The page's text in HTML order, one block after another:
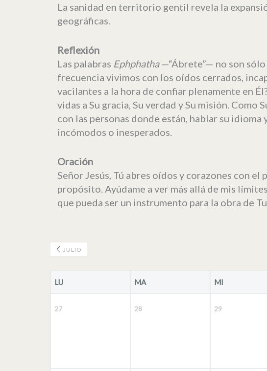
La sanidad en territorio gentil revela la
geográficas.
Reflexión
Las palabras Ephphatha —“Ábrete”— no son
frecuencia vivimos con los oídos cerrados,
vacilantes a la hora de confiar plenamente en
vidas a Su gracia, Su verdad y Su misión.
con las personas donde están, hablar su
incómodos o inesperados.
Oración
Señor Jesús, Tú abres oídos y corazones con el
propósito. Ayúdame a ver más allá de mis
que pueda ser un instrumento para la obra de
JULIO
LU MA MI
27 28 29